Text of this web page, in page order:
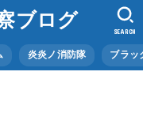
ブログ
炎炎ノ消防隊 ブラッ
SEARCH